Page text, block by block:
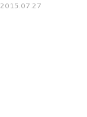
2015.07.27